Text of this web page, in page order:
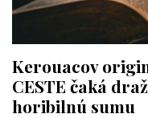
Kerouacov
CESTE čaká
horibilnú sumu